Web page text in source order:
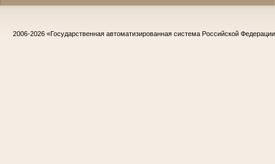
2006-2026 «Государственная автоматизированная система Российской